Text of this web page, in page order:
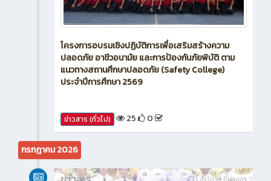
โครงการอบรมเชิงปฏิบัติการเพื่อเสริมสร้างความ
ปลอดภัย อาชีวอนามัย และการป้องกันภัยพิบัติ ตาม
แนวทางสถานศึกษาปลอดภัย (Safety College)
25 0
กรกฎาคม 2026